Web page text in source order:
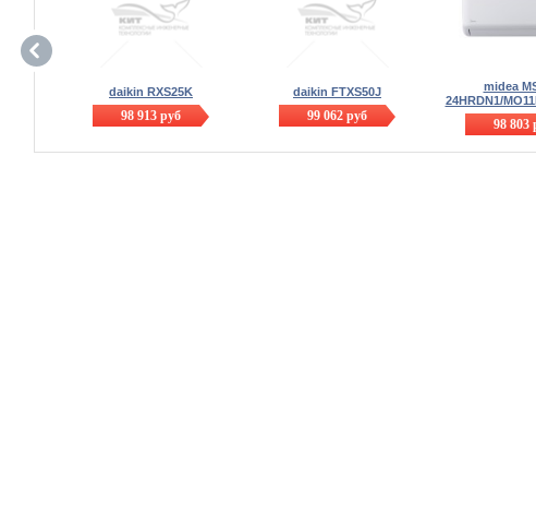
daikin RXS25K
98 913 руб
daikin FTXS50J
99 062 руб
midea
24HRDN1/
98 803